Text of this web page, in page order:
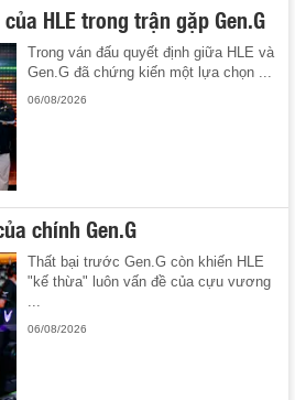
HLE trong trận gặp Gen.G
Trong ván đấu quyết định giữa HLE và
Gen.G đã chứng kiến một lựa chọn ...
06/08/2026
chính Gen.G
Thất bại trước Gen.G còn khiến HLE
"kế thừa" luôn vấn đề của cựu vương
...
06/08/2026